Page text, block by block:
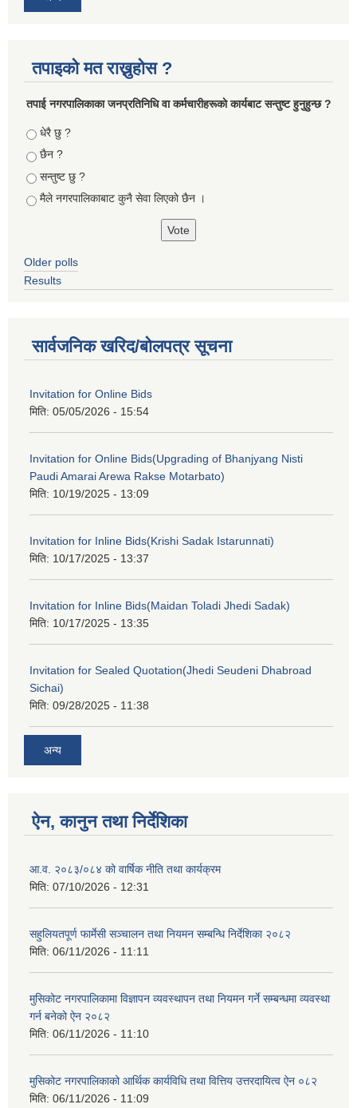
तपाइको मत राख्नुहोस ?
तपा‌ई नगरपालिकाका जनप्रतिनिधि वा कर्मचारीहरूकाे कार्यबाट सन्तुष्ट हुनुहुन्छ ?
Choices
धेरै छु ?
छैन ?
सन्तुष्ट छु ?
मैले नगरपालिकाबाट कुनै सेवा लिएकाे छैन ।
Older polls
Results
सार्वजनिक खरिद/बोलपत्र सूचना
Invitation for Online Bids
मिति: 05/05/2026 - 15:54
Invitation for Online Bids(Upgrading of Bhanjyang Nisti
Paudi Amarai Arewa Rakse Motarbato)
मिति: 10/19/2025 - 13:09
Invitation for Inline Bids(Krishi Sadak Istarunnati)
मिति: 10/17/2025 - 13:37
Invitation for Inline Bids(Maidan Toladi Jhedi Sadak)
मिति: 10/17/2025 - 13:35
Invitation for Sealed Quotation(Jhedi Seudeni Dhabroad
Sichai)
मिति: 09/28/2025 - 11:38
अन्य
ऐन, कानुन तथा निर्देशिका
आ.व. २०८३/०८४ को वार्षिक नीति तथा कार्यक्रम
मिति: 07/10/2026 - 12:31
सहुलियतपूर्ण फार्मेसी सञ्चालन तथा नियमन सम्बन्धि निर्देशिका २०८२
मिति: 06/11/2026 - 11:11
मुसिकोट नगरपालिकामा विज्ञापन व्यवस्थापन तथा नियमन गर्ने सम्बन्धमा व्यवस्था
गर्न बनेको ऐन २०८२
मिति: 06/11/2026 - 11:10
मुसिकोट नगरपालिकाको आर्थिक कार्यविधि तथा वित्तिय उत्तरदायित्व ऐन ०८२
मिति: 06/11/2026 - 11:09